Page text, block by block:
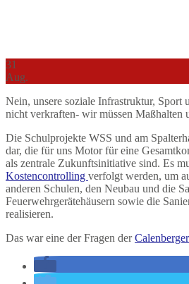
31
Aug.
Nein, unsere soziale Infrastruktur, Sport
nicht verkraften- wir müssen Maßhalten
Die Schulprojekte WSS und am
dar, die für uns Motor für eine
als zentrale Zukunftsinitiative sind. Es
Kostencontrolling verfolgt werden, um
anderen Schulen, den Neubau und die
Feuerwehrgerätehäusern sowie die
realisieren.
Das war eine der Fragen der